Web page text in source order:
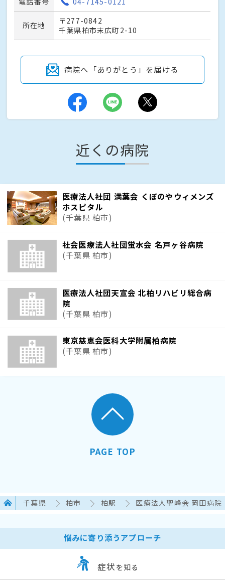
所在地
〒277-0842
千葉県柏市末広町2-10
病院へ「ありがとう」を届ける
近くの病院
医療法人社団 満葉会 くぼのやウィメンズ
ホスピタル
(千葉県 柏市)
社会医療法人社団蛍水会 名戸ヶ谷病院
(千葉県 柏市)
医療法人社団天宣会 北柏リハビリ総合病
院
(千葉県 柏市)
東京慈恵会医科大学附属柏病院
(千葉県 柏市)
PAGE TOP
千葉県 柏市 柏駅 医療法人聖峰会 岡田病院
悩みに寄り添うアプローチ
症状 を知る